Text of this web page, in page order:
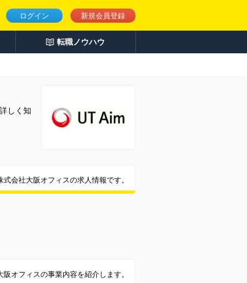
ログイン 新規会員登録
転職ノウハウ
しく知
式会社大阪オフィスの求人情報です。
オフィスの事業内容を紹介します。